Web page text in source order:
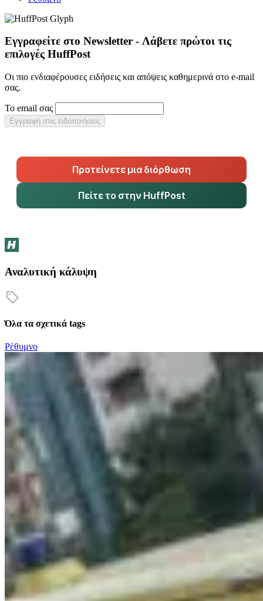
Εγγραφείτε στο Newsletter - Λάβετε πρώτοι τις
επιλογές HuffPost
Οι πιο ενδιαφέρουσες ειδήσεις και απόψεις καθημερινά στο e-mail
σας.
Το email σας
Εγγραφή στις ειδοποιήσεις
Προτείνετε μια διόρθωση
Πείτε το στην HuffPost
Αναλυτική κάλυψη
Όλα τα σχετικά tags
Ρέθυμνο